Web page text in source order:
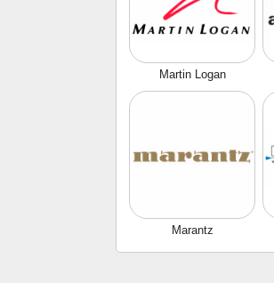
Martin Logan
Marantz